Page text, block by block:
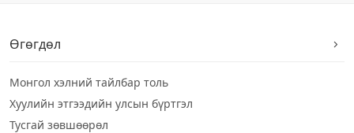
Өгөгдөл
Монгол хэлний тайлбар толь
Хуулийн этгээдийн улсын бүртгэл
Тусгай зөвшөөрөл